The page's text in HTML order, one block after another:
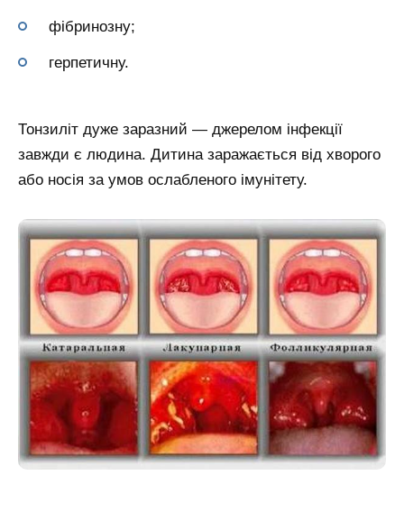
фібринозну;
герпетичну.
Тонзиліт дуже заразний — джерелом інфекції
завжди є людина. Дитина заражається від хворого
або носія за умов ослабленого імунітету.